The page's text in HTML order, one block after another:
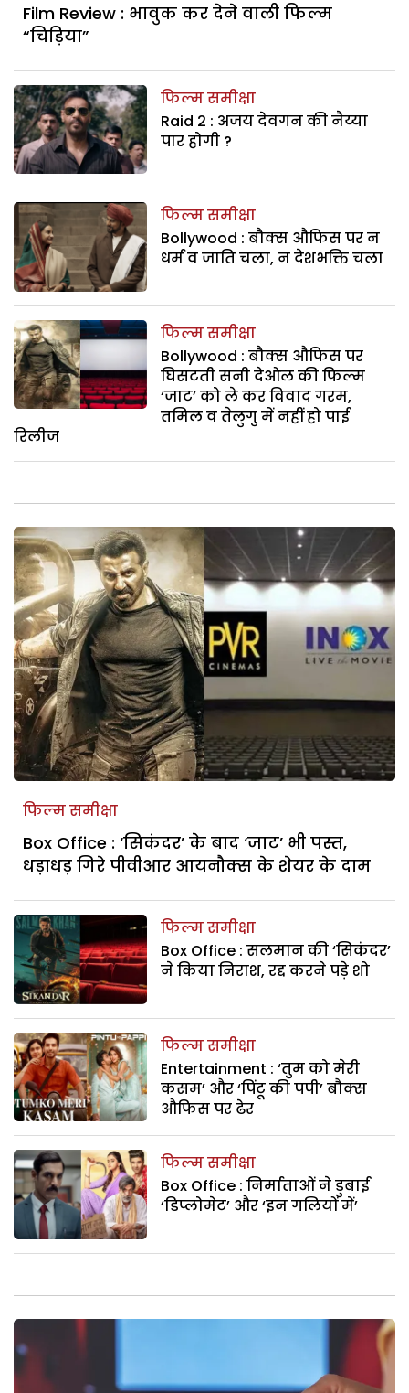
Film Review : भावुक कर देने वाली फिल्म
“चिड़िया”
फिल्म समीक्षा
Raid 2 : अजय देवगन की नैय्या
पार होगी ?
फिल्म समीक्षा
Bollywood : बौक्स औफिस पर न
धर्म व जाति चला, न देशभक्ति चला
फिल्म समीक्षा
Bollywood : बौक्स औफिस पर
घिसटती सनी देओल की फिल्म
‘जाट’ को ले कर विवाद गरम,
तमिल व तेलुगु में नहीं हो पाई
रिलीज
फिल्म समीक्षा
Box Office : ‘सिकंदर’ के बाद ‘जाट’ भी पस्त,
धड़ाधड़ गिरे पीवीआर आयनौक्स के शेयर के दाम
फिल्म समीक्षा
Box Office : सलमान की ‘सिकंदर’
ने किया निराश, रद्द करने पड़े शो
फिल्म समीक्षा
Entertainment : ‘तुम को मेरी
कसम’ और ‘पिंटू की पपी’ बौक्स
औफिस पर ढेर
फिल्म समीक्षा
Box Office : निर्माताओं ने डुबाई
‘डिप्लोमेट’ और ‘इन गलियों में’